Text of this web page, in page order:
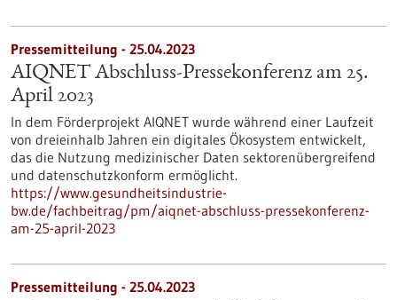
Pressemitteilung - 25.04.2023
AIQNET Abschluss-Pressekonferenz am 25.
April 2023
In dem Förderprojekt AIQNET wurde während einer Laufzeit
von dreieinhalb Jahren ein digitales Ökosystem entwickelt,
das die Nutzung medizinischer Daten sektorenübergreifend
und datenschutzkonform ermöglicht.
https://www.gesundheitsindustrie-
bw.de/fachbeitrag/pm/aiqnet-abschluss-pressekonferenz-
am-25-april-2023
Pressemitteilung - 25.04.2023